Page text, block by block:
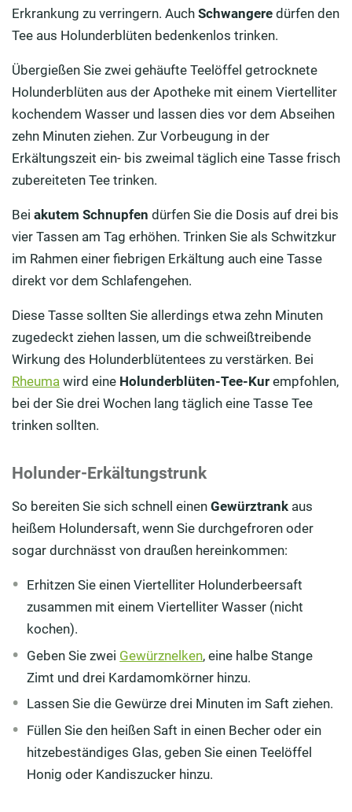
Erkrankung zu verringern. Auch Schwangere dürfen den
Tee aus Holunderblüten bedenkenlos trinken.
Übergießen Sie zwei gehäufte Teelöffel getrocknete
Holunderblüten aus der Apotheke mit einem Viertelliter
kochendem Wasser und lassen dies vor dem Abseihen
zehn Minuten ziehen. Zur Vorbeugung in der
Erkältungszeit ein- bis zweimal täglich eine Tasse frisch
zubereiteten Tee trinken.
Bei akutem Schnupfen dürfen Sie die Dosis auf drei bis
vier Tassen am Tag erhöhen. Trinken Sie als Schwitzkur
im Rahmen einer fiebrigen Erkältung auch eine Tasse
direkt vor dem Schlafengehen.
Diese Tasse sollten Sie allerdings etwa zehn Minuten
zugedeckt ziehen lassen, um die schweißtreibende
Wirkung des Holunderblütentees zu verstärken. Bei
Rheuma wird eine Holunderblüten-Tee-Kur empfohlen,
bei der Sie drei Wochen lang täglich eine Tasse Tee
trinken sollten.
Holunder-Erkältungstrunk
So bereiten Sie sich schnell einen Gewürztrank aus
heißem Holundersaft, wenn Sie durchgefroren oder
sogar durchnässt von draußen hereinkommen:
Erhitzen Sie einen Viertelliter Holunderbeersaft
zusammen mit einem Viertelliter Wasser (nicht
kochen).
Geben Sie zwei Gewürznelken, eine halbe Stange
Zimt und drei Kardamomkörner hinzu.
Lassen Sie die Gewürze drei Minuten im Saft ziehen.
Füllen Sie den heißen Saft in einen Becher oder ein
hitzebeständiges Glas, geben Sie einen Teelöffel
Honig oder Kandiszucker hinzu.